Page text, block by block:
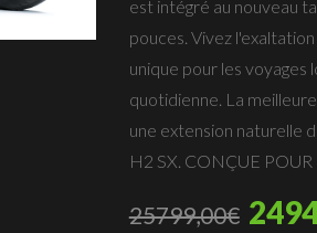
est intégré au nouveau
pouces. Vivez
unique pour les voyages
quotidienne. La
une extension naturelle
H2 SX. CONÇUE POUR
25799,00€